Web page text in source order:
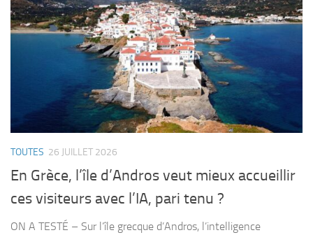
TOUTES 26 JUILLET 2026
En Grèce, l’île d’Andros veut mieux accueillir
ces visiteurs avec l’IA, pari tenu ?
ON A TESTÉ – Sur l’île grecque d’Andros, l’intelligence